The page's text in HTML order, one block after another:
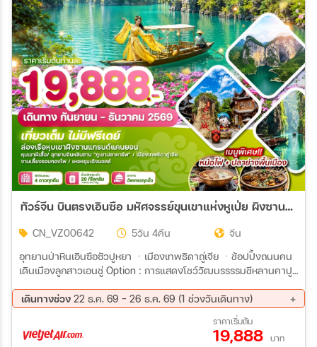
ทัวร์จีน บินตรงเอินซือ มหัศจรรย์ขุนเขาแห่งหูเป่ย ผิงซานแกรน์แคนยอน - ป่าหินซัวปูย่า 5วัน 4คืน (VZ)
CN_VZ00642 5วัน 4คืน
จีน
อุทยานป่าหินเอินซื่อซัวปูหยา ㆍเมืองเทพธิดาถู่เจีย ㆍช้อปปิ้งถนนคน
เดินเมืองลูกสาวเอนชู่ Option : การแสดงโชว์วัฒนรรรรมชีหลานคาปู
ยอน ริมแม่น้ำเซียนซานทั้งสุ่ย - ชมวิวกลางคืนเมืองเสวี่ยนเอิน Option
: ล่องแพมังกรแม่น้ำกังสุ่ย อุทยานภูเขาจินหลิบซานㆍร่วมงานเลี้ยง
รอบกองไฟ ข้อปปิ้งร้านของพื้นเมืองเอินซือ - หุบผาผีเสื้อ (ขียงแกรนด์
แคนยอบยอบ) ㆍศูนย์การค้าเหอหรุบซิตี้
เดินทางช่วง 22 ธ.ค. 69 - 26 ธ.ค. 69 (1 ช่วงวันเดินทาง)
ราคาเริ่มต้น
19,888 บาท